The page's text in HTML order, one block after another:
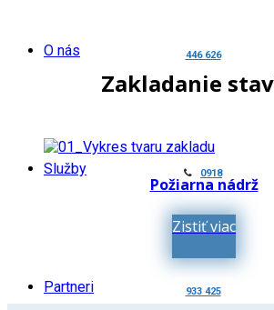
446 626
0918
933 425
O nás
Služby
Partneri
Zakladanie
Požiarna nádrž
Zistiť viac